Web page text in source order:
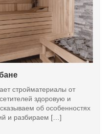
стройматериалы от
здоровую и
об особенностях
и разбираем […]